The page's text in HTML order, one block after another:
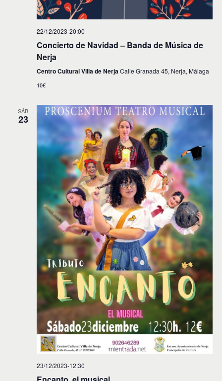
22/12/2023-20:00
Concierto de Navidad – Banda de Música de
Nerja
Centro Cultural Villa de Nerja Calle Granada 45, Nerja, Málaga
10€
SÁB
23
23/12/2023-12:30